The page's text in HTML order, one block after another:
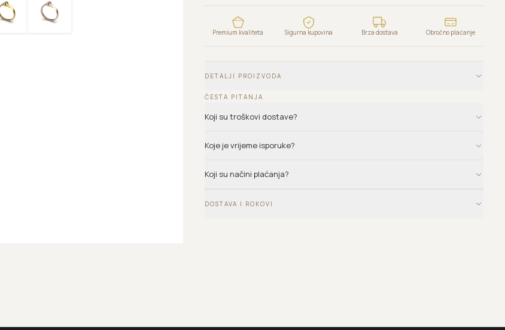
Premium kvaliteta Sigurna kupovina Brza dostava Obročno plaćanje
DETALJI PROIZVODA
ČESTA PITANJA
Koji su troškovi dostave?
Koje je vrijeme isporuke?
Koji su načini plaćanja?
DOSTAVA I ROKOVI